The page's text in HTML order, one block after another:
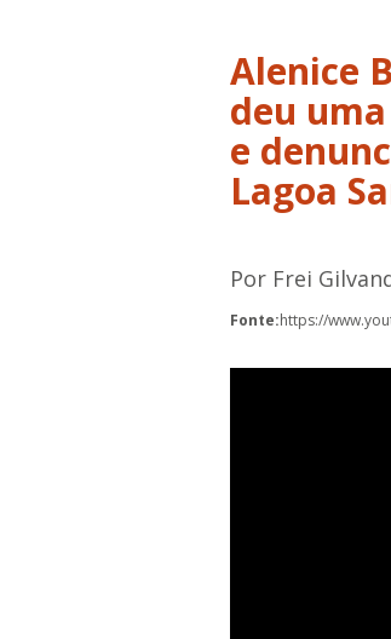
Alenice
deu
e
Lagoa
Por Frei
Fonte:https://